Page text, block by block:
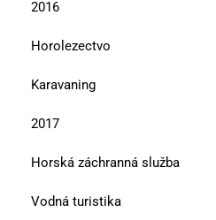
2016
Horolezectvo
Karavaning
2017
Horská záchranná služba
Vodná turistika